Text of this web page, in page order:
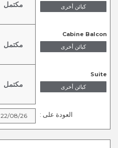
كبائن أخرى
Cabine Balcon
كبائن أخرى
Suite
كبائن أخرى
العودة على :
مكتمل
مكتمل
مكتمل
22/08/26